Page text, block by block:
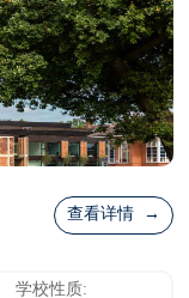
查看详情 →
学校性质: